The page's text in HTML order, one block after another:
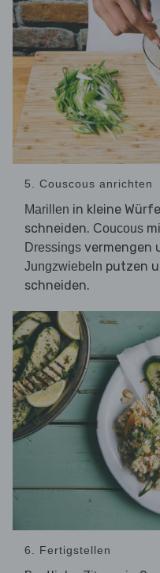
5. Couscous anrichten
Marillen in kleine
schneiden. Coucous
Dressings vermengen
Jungzwiebeln putzen
schneiden.
6. Fertigstellen